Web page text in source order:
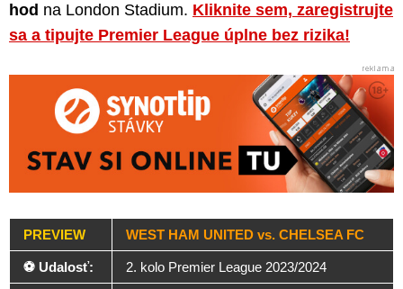
hod na London Stadium. Kliknite sem, zaregistrujte
sa a tipujte Premier League úplne bez rizika!
PREVIEW WEST HAM UNITED vs. CHELSEA FC
⚽ Udalosť: 2. kolo Premier League 2023/2024